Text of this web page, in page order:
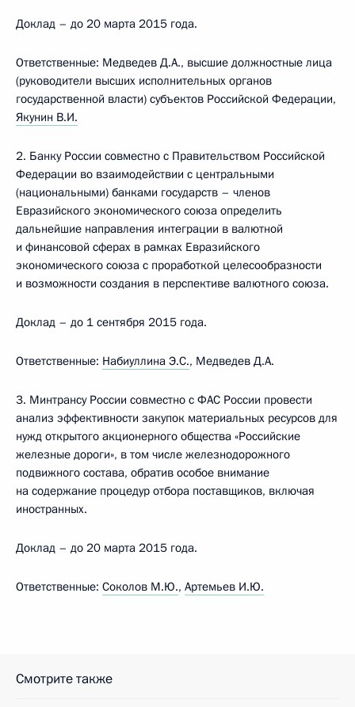
Доклад – до 20 марта 2015 года.
Ответственные: Медведев Д.А., высшие должностные лица
(руководители высших исполнительных органов
государственной власти) субъектов Российской Федерации,
Якунин В.И.
2. Банку России совместно с Правительством Российской
Федерации во взаимодействии с центральными
(национальными) банками государств – членов
Евразийского экономического союза определить
дальнейшие направления интеграции в валютной
и финансовой сферах в рамках Евразийского
экономического союза с проработкой целесообразности
и возможности создания в перспективе валютного союза.
Доклад – до 1 сентября 2015 года.
Ответственные: Набиуллина Э.С., Медведев Д.А.
3. Минтрансу России совместно с ФАС России провести
анализ эффективности закупок материальных ресурсов для
нужд открытого акционерного общества «Российские
железные дороги», в том числе железнодорожного
подвижного состава, обратив особое внимание
на содержание процедур отбора поставщиков, включая
иностранных.
Доклад – до 20 марта 2015 года.
Ответственные: Соколов М.Ю., Артемьев И.Ю.
Смотрите также